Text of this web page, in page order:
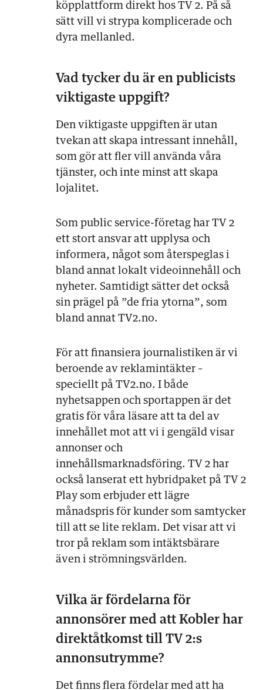
köpplattform direkt hos TV 2. På så
sätt vill vi strypa komplicerade och
dyra mellanled.
Vad tycker du är en publicists
viktigaste uppgift?
Den viktigaste uppgiften är utan
tvekan att skapa intressant innehåll,
som gör att fler vill använda våra
tjänster, och inte minst att skapa
lojalitet.
Som public service-företag har TV 2
ett stort ansvar att upplysa och
informera, något som återspeglas i
bland annat lokalt videoinnehåll och
nyheter. Samtidigt sätter det också
sin prägel på ”de fria ytorna”, som
bland annat TV2.no.
För att finansiera journalistiken är vi
beroende av reklamintäkter –
speciellt på TV2.no. I både
nyhetsappen och sportappen är det
gratis för våra läsare att ta del av
innehållet mot att vi i gengäld visar
annonser och
innehållsmarknadsföring. TV 2 har
också lanserat ett hybridpaket på TV 2
Play som erbjuder ett lägre
månadspris för kunder som samtycker
till att se lite reklam. Det visar att vi
tror på reklam som intäktsbärare
även i strömningsvärlden.
Vilka är fördelarna för
annonsörer med att Kobler har
direktåtkomst till TV 2:s
annonsutrymme?
Det finns flera fördelar med att ha